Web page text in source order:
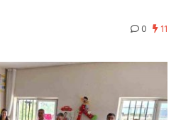
0 11